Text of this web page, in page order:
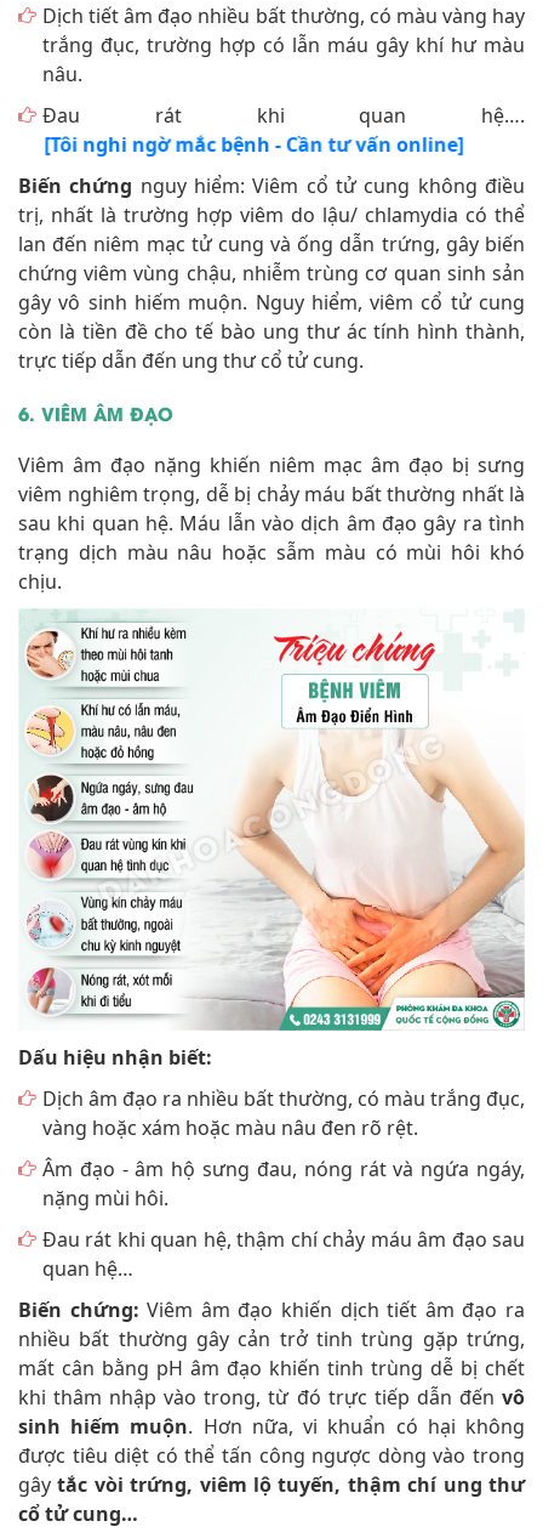
Dịch tiết âm đạo nhiều bất thường, có màu vàng hay
trắng đục, trường hợp có lẫn máu gây khí hư màu
nâu.
Đau rát khi quan hệ….
[Tôi nghi ngờ mắc bệnh - Cần tư vấn online]
Biến chứng nguy hiểm: Viêm cổ tử cung không điều
trị, nhất là trường hợp viêm do lậu/ chlamydia có thể
lan đến niêm mạc tử cung và ống dẫn trứng, gây biến
chứng viêm vùng chậu, nhiễm trùng cơ quan sinh sản
gây vô sinh hiếm muộn. Nguy hiểm, viêm cổ tử cung
còn là tiền đề cho tế bào ung thư ác tính hình thành,
trực tiếp dẫn đến ung thư cổ tử cung.
6. VIÊM ÂM ĐẠO
Viêm âm đạo nặng khiến niêm mạc âm đạo bị sưng
viêm nghiêm trọng, dễ bị chảy máu bất thường nhất là
sau khi quan hệ. Máu lẫn vào dịch âm đạo gây ra tình
trạng dịch màu nâu hoặc sẫm màu có mùi hôi khó
chịu.
Dấu hiệu nhận biết:
Dịch âm đạo ra nhiều bất thường, có màu trắng đục,
vàng hoặc xám hoặc màu nâu đen rõ rệt.
Âm đạo - âm hộ sưng đau, nóng rát và ngứa ngáy,
nặng mùi hôi.
Đau rát khi quan hệ, thậm chí chảy máu âm đạo sau
quan hệ…
Biến chứng:Viêm âm đạo khiến dịch tiết âm đạo ra
nhiều bất thường gây cản trở tinh trùng gặp trứng,
mất cân bằng pH âm đạo khiến tinh trùng dễ bị chết
khi thâm nhập vào trong, từ đó trực tiếp dẫn đến vô
sinh hiếm muộn. Hơn nữa, vi khuẩn có hại không
được tiêu diệt có thể tấn công ngược dòng vào trong
gâytắc vòi trứng, viêm lộ tuyến, thậm chí ung thư
cổ tử cung…